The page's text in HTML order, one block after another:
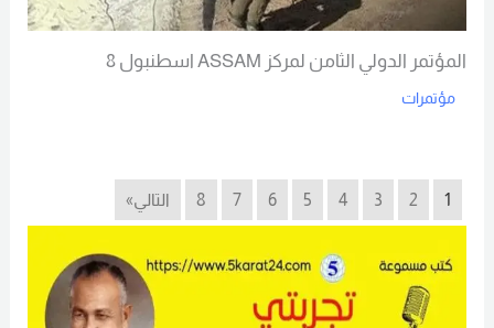
المؤتمر الدولي الثامن لمركز ASSAM اسطنبول 8
مؤتمرات
1
2
3
4
5
6
7
8 التالي»